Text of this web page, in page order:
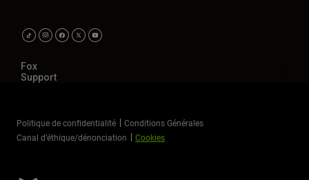
Fox
Support
Politique de confidentialité
Conditions Générales
Canal d’éthique/dénonciation
Cookies